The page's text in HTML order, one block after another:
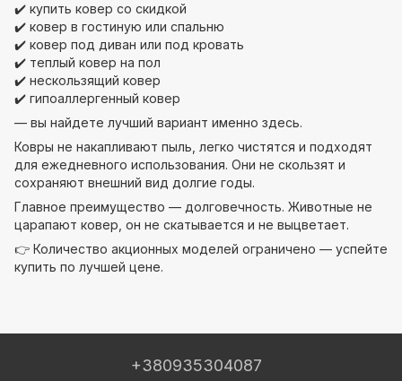
✔️ купить ковер со скидкой
✔️ ковер в гостиную или спальню
✔️ ковер под диван или под кровать
✔️ теплый ковер на пол
✔️ нескользящий ковер
✔️ гипоаллергенный ковер
— вы найдете лучший вариант именно здесь.
Ковры не накапливают пыль, легко чистятся и подходят
для ежедневного использования. Они не скользят и
сохраняют внешний вид долгие годы.
Главное преимущество — долговечность. Животные не
царапают ковер, он не скатывается и не выцветает.
👉 Количество акционных моделей ограничено — успейте
купить по лучшей цене.
+380935304087